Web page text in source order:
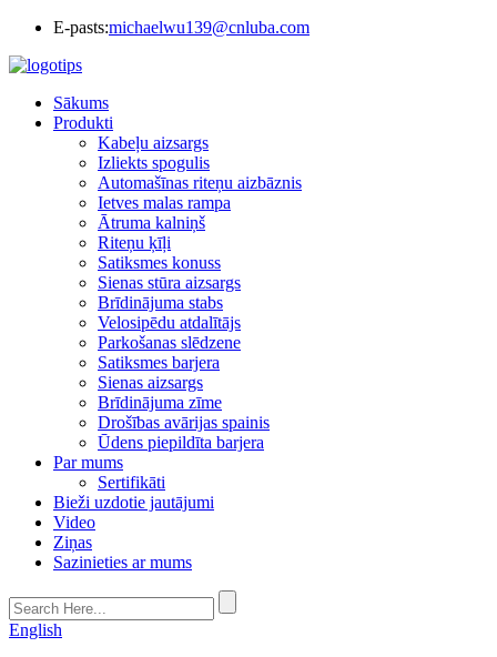
E-pasts:michaelwu139@cnluba.com
Sākums
Produkti
Kabeļu aizsargs
Izliekts spogulis
Automašīnas riteņu aizbāznis
Ietves malas rampa
Ātruma kalniņš
Riteņu ķīļi
Satiksmes konuss
Sienas stūra aizsargs
Brīdinājuma stabs
Velosipēdu atdalītājs
Parkošanas slēdzene
Satiksmes barjera
Sienas aizsargs
Brīdinājuma zīme
Drošības avārijas spainis
Ūdens piepildīta barjera
Par mums
Sertifikāti
Bieži uzdotie jautājumi
Video
Ziņas
Sazinieties ar mums
English